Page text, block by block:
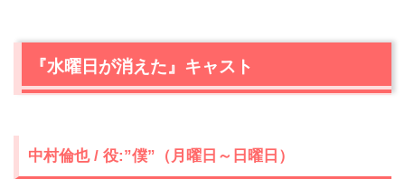
『水曜日が消えた』キャスト
中村倫也 / 役:”僕”（月曜日～日曜日）